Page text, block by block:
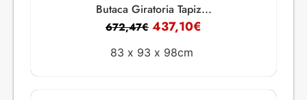
Butaca Giratoria Tapiz...
672,47€ 437,10€
83 x 93 x 98cm